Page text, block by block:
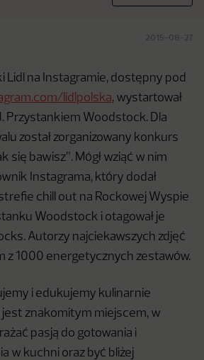
2015-08-27
Lidl na Instagramie, dostępny pod
lidlpolska, wystartował
Przystankiem Woodstock. Dla
został zorganizowany konkurs
się bawisz”. Mógł wziąć w nim
Instagrama, który dodał
chill out na Rockowej Wyspie
Woodstock i otagował je
Autorzy najciekawszych zdjęć
z 1000 energetycznych zestawów.
i edukujemy kulinarnie
jest znakomitym miejscem, w
pasją do gotowania i
w kuchni oraz być bliżej